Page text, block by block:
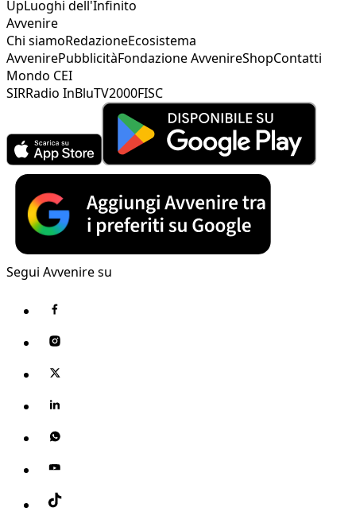
UpLuoghi dell'Infinito
Avvenire
Chi siamoRedazioneEcosistema
AvvenirePubblicitàFondazione AvvenireShopContatti
Mondo CEI
SIRRadio InBluTV2000FISC
Segui Avvenire su